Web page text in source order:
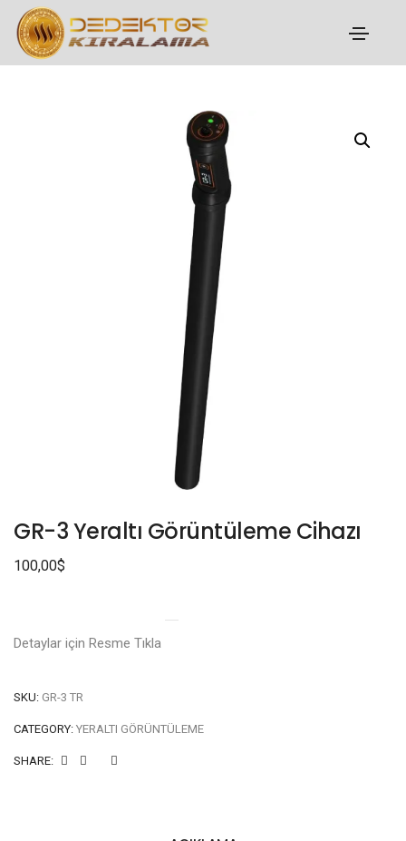
GR-3 Yeraltı Görüntüleme Cihazı
100,00$
Detaylar için Resme Tıkla
SKU: GR-3 TR
CATEGORY: YERALTI GÖRÜNTÜLEME
SHARE: